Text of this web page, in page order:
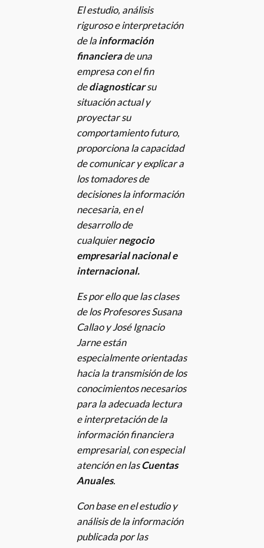
El estudio, análisis
riguroso e interpretación
de lainformación
financierade una
empresa con el fin
dediagnosticarsu
situación actual y
proyectar su
comportamiento futuro,
proporciona la capacidad
de comunicar y explicar a
los tomadores de
decisiones la información
necesaria, en el
desarrollo de
cualquiernegocio
empresarial nacional e
internacional.
Es por ello que las clases
de los Profesores Susana
Callao y José Ignacio
Jarne están
especialmente orientadas
hacia la transmisión de los
conocimientos necesarios
para la adecuada lectura
e interpretación de la
información financiera
empresarial, con especial
atención en lasCuentas
Anuales.
Con base en el estudio y
análisis de la información
publicada por las